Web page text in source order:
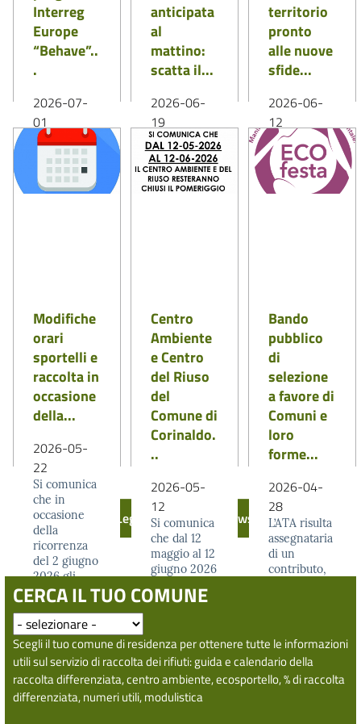
Interreg
Europe
“Behave”..
.
2026-07-
01
E se spazi
pubblici più
puliti
iniziassero
anticipata
al
mattino:
scatta il...
2026-06-
19
Con l’arrivo
delle alte
temperature
estive e in
territorio
pronto
alle nuove
sfide...
2026-06-
12
Al via la
seconda fase
della nuova
campagna di
Modifiche
orari
sportelli e
raccolta in
occasione
della...
2026-05-
22
Si comunica
che in
occasione
della
ricorrenza
del 2 giugno
2026 gli
sportelli
subiranno le
seguenti...
LEGGI DI PIÙ
Centro
Ambiente
e Centro
del Riuso
del
Comune di
Corinaldo.
..
2026-05-
12
Si comunica
che dal 12
maggio al 12
giugno 2026
Ambiente e
LEGGI DI PIÙ
Bando
pubblico
di
selezione
a favore di
Comuni e
loro
forme...
2026-04-
28
L’ATA risulta
assegnataria
di un
contributo,
attuazione...
LEGGI DI PIÙ
Leggi tutte tutte le news
CERCA IL TUO COMUNE
Scegli il tuo comune di residenza per ottenere tutte le informazioni
utili sul servizio di raccolta dei rifiuti: guida e calendario della
raccolta differenziata, centro ambiente, ecosportello, % di raccolta
differenziata, numeri utili, modulistica